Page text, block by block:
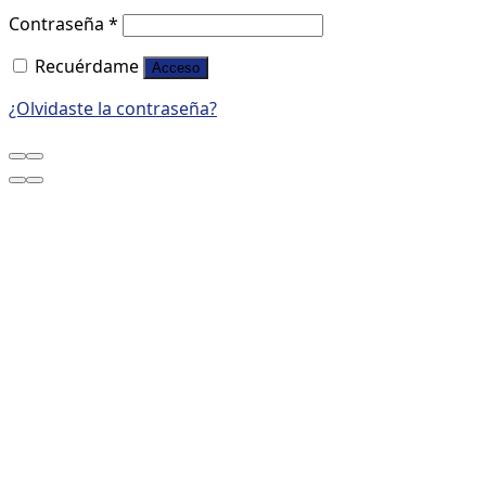
Contraseña *
Recuérdame
Acceso
¿Olvidaste la contraseña?